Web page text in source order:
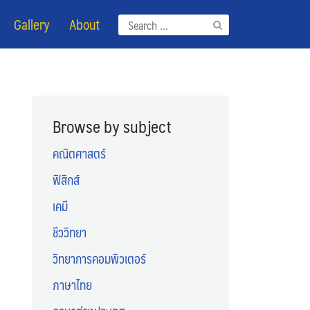
Search
for:
Gallery About
Browse by subject
คณิตศาสตร์
ฟิสิกส์
เคมี
ชีววิทยา
วิทยาการคอมพิวเตอร์
ภาษาไทย